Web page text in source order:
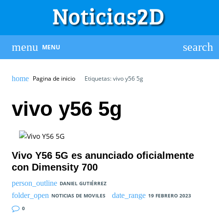
MENU
Pagina de inicio Etiquetas: vivo y56 5g
vivo y56 5g
Vivo Y56 5G es anunciado oficialmente
con Dimensity 700
DANIEL GUTIÉRREZ
NOTICIAS DE MOVILES
19 FEBRERO 2023
0